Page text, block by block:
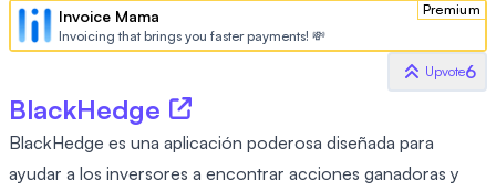
Premium
Invoice Mama
Invoicing that brings you faster payments! 💸
Upvote6
BlackHedge
BlackHedge es una aplicación poderosa diseñada para
ayudar a los inversores a encontrar acciones ganadoras y